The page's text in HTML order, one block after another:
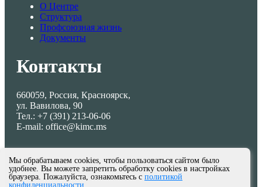
О Центре
Структура
Профсоюзная жизнь
Документы
Контакты
660059, Россия, Красноярск,
ул. Вавилова, 90
Тел.: +7 (391) 213-06-06
E-mail: office@kimc.ms
Мы обрабатываем cookies, чтобы пользоваться сайтом было
удобнее. Вы можете запретить обработку cookies в настройках
браузера. Пожалуйста, ознакомьтесь с политикой
конфиденциальности